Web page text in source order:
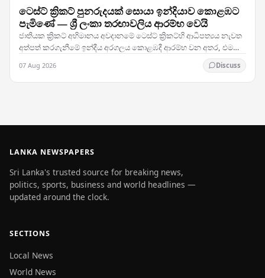
ටෙස්ට් ක්‍රිකට් පුනරුදයක් සොයා ඉන්දියාව කොළඹට
පැමිණේ — ශ්‍රී ලංකා තරඟාවලිය ආරම්භ වෙයි
ජාතියක ක්‍රිකට් අභිමානය අවදානමේ ටෙස්ට් ක්‍රිකට්හි ආධිපත්‍යය නැවත
අත්පත් කරගැනීමේ ඉන්දීය අරගලය කොළඹදී ආරම්භ වන අතර, එම
07 Aug 2026 Discuss
LANKA NEWSPAPERS
Sri Lanka's trusted source for breaking news,
politics, sports, business and world headlines —
updated around the clock.
SECTIONS
Local News
World News